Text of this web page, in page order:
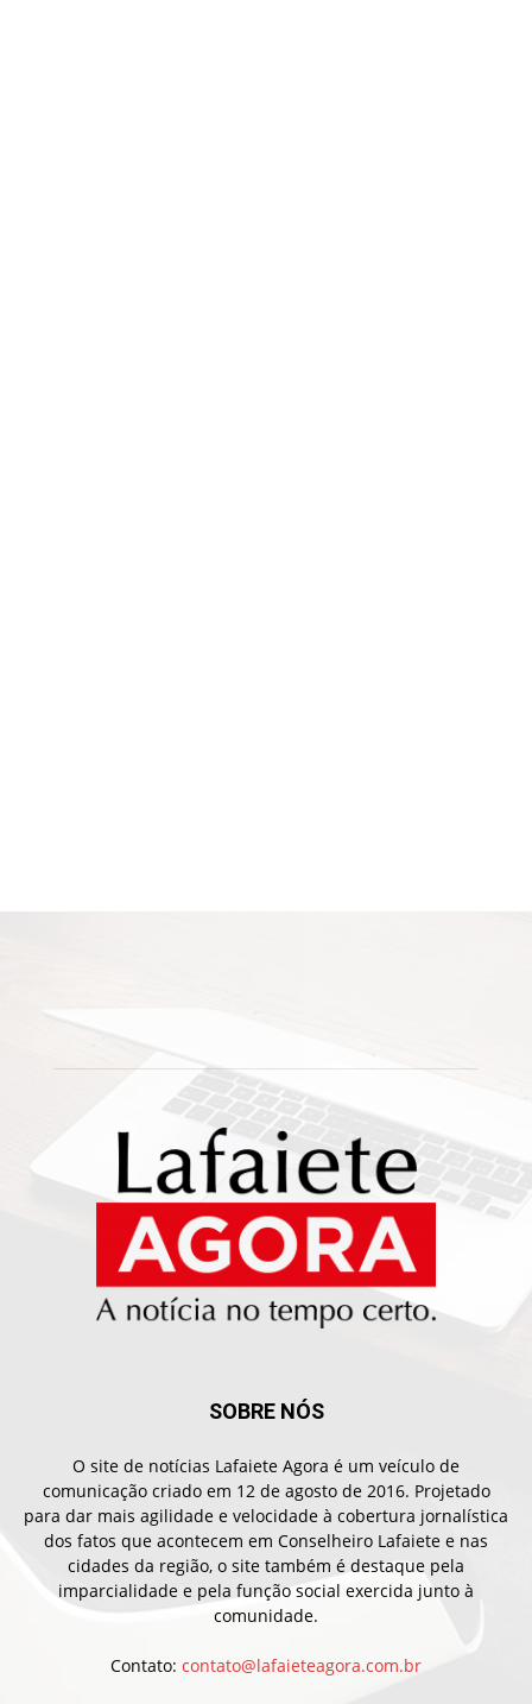
SOBRE NÓS
O site de notícias Lafaiete Agora é um veículo de
comunicação criado em 12 de agosto de 2016. Projetado
para dar mais agilidade e velocidade à cobertura jornalística
dos fatos que acontecem em Conselheiro Lafaiete e nas
cidades da região, o site também é destaque pela
imparcialidade e pela função social exercida junto à
comunidade.
Contato: contato@lafaieteagora.com.br